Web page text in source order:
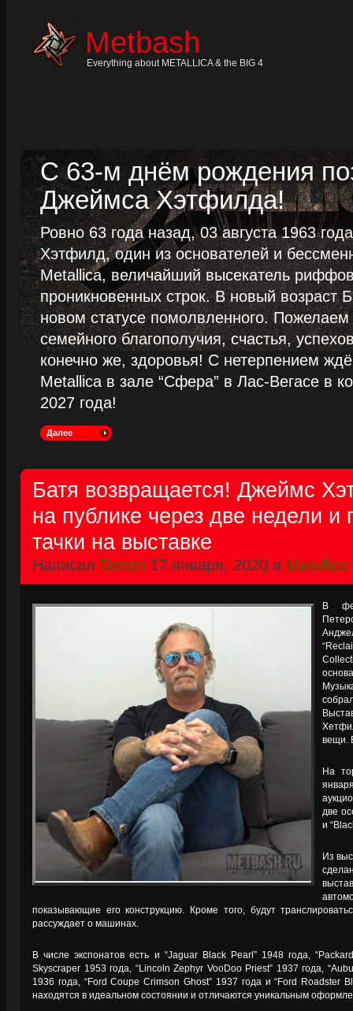
Metbash
Everything about METALLICA & the BIG 4
С 63-м днём рождения
Джеймса Хэтфилда!
Ровно 63 года назад, 03 августа 1963
Хэтфилд, один из основателей и
Metallica, величайший высекатель
проникновенных строк. В новый возраст
новом статусе помолвленного.
семейного благополучия, счастья,
конечно же, здоровья! С нетерпением
Metallica в зале “Сфера” в Лас-Вегасе в
2027 года!
Далее
Батя возвращается! Джеймс
на публике через две недели и
тачки на выставке
Написал Dimon 17 января, 2020 в Metallica
В
вещи.
На
две
и
Из
показывающие его конструкцию. Кроме того, будут
рассуждает о машинах.
В числе экспонатов есть и “Jaguar Black Pearl” 1948 года,
Skyscraper 1953 года, “Lincoln Zephyr VooDoo Priest” 1937 года,
1936 года, “Ford Coupe Crimson Ghost” 1937 года и “Ford Roadster
находятся в идеальном состоянии и отличаются уникальным